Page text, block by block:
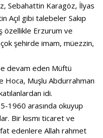
Sebahattin Karagöz, İlyas
Açıl gibi talebeler Sakıp
özellikle Erzurum ve
şehirde imam, müezzin,
devam eden Müftü
Hoca, Muşlu Abdurrahman
idi.
1960 arasında okuyup
Bir kısmı ticaret ve
edenlere Allah rahmet